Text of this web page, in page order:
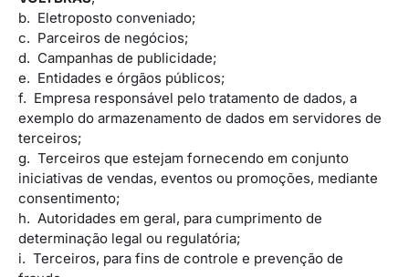
b. Eletroposto conveniado;
c. Parceiros de negócios;
d. Campanhas de publicidade;
e. Entidades e órgãos públicos;
f. Empresa responsável pelo tratamento de dados, a
exemplo do armazenamento de dados em servidores de
terceiros;
g. Terceiros que estejam fornecendo em conjunto
iniciativas de vendas, eventos ou promoções, mediante
consentimento;
h. Autoridades em geral, para cumprimento de
determinação legal ou regulatória;
i. Terceiros, para fins de controle e prevenção de